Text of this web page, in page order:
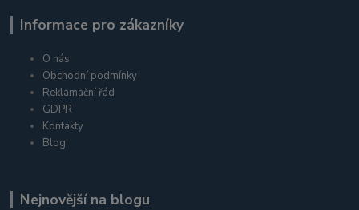
Informace pro zákazníky
O nás
Obchodní podmínky
Reklamační řád
GDPR
Kontakty
Blog
Nejnovější na blogu